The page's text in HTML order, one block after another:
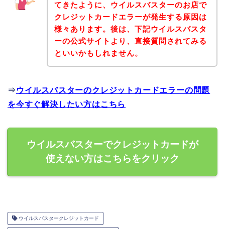
てきたように、ウイルスバスターのお店で
クレジットカードエラーが発生する原因は
様々あります。後は、下記ウイルスバスタ
ーの公式サイトより、直接質問されてみる
といいかもしれません。
⇒ ウイルスバスターのクレジットカードエラーの問題
を今すぐ解決したい方はこちら
ウイルスバスターでクレジットカードが
使えない方はこちらをクリック
ウイルスバスタークレジットカード